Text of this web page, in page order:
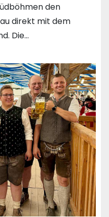
den
direkt mit dem
Die…